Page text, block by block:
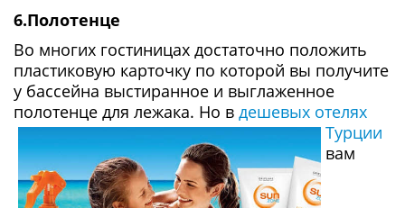
6.Полотенце
Во многих гостиницах достаточно положить
пластиковую карточку по которой вы получите
у бассейна выстиранное и выглаженное
полотенце для лежака. Но в дешевых отелях
Турции
вам